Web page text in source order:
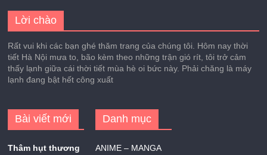
Lời chào
Rất vui khi các bạn ghé thăm trang của chúng tôi. Hôm nay thời
tiết Hà Nội mưa to, bão kèm theo những trận gió rít, tôi trở cảm
thấy lạnh giữa cái thời tiết mùa hè oi bức này. Phải chăng là máy
lạnh đang bật hết công xuất
Bài viết mới
Thâm hụt thương
Danh mục
ANIME – MANGA